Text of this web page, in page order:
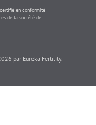
en conformité
de la société de
par Eureka Fertility.